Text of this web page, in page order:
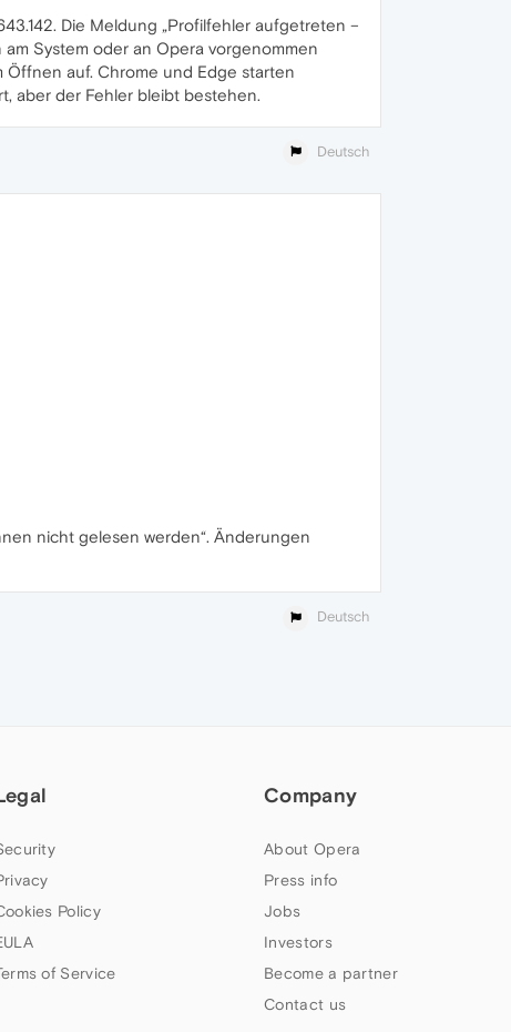
Die Meldung „Profilfehler aufgetreten –
System oder an Opera vorgenommen
Öffnen auf. Chrome und Edge starten
aber der Fehler bleibt bestehen.
Deutsch
nicht gelesen werden“. Änderungen
Deutsch
Policy
of Service
Company
About Opera
Press info
Jobs
Investors
Become a partner
Contact us